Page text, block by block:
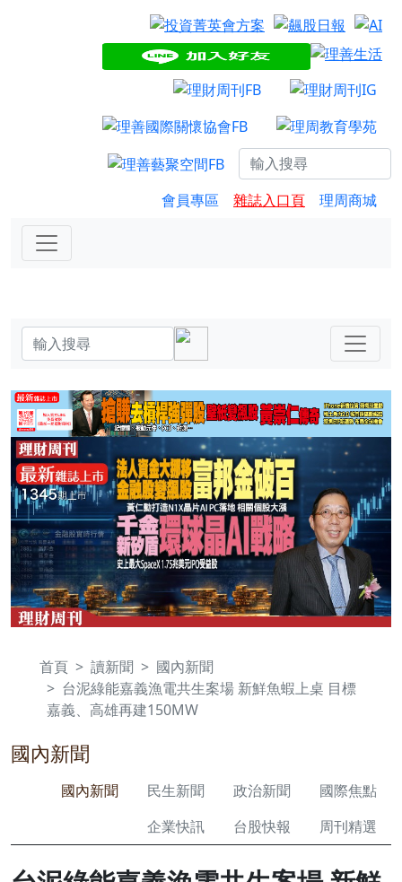
會員專區 雜誌入口頁 理周商城
首頁 讀新聞
國內新聞
台泥綠能嘉義漁電共生案場 新鮮魚蝦上桌 目標
嘉義、高雄再建150MW
國內新聞
國內新聞 民生新聞 政治新聞
國際焦點
企業快訊
台股快報 周刊精選